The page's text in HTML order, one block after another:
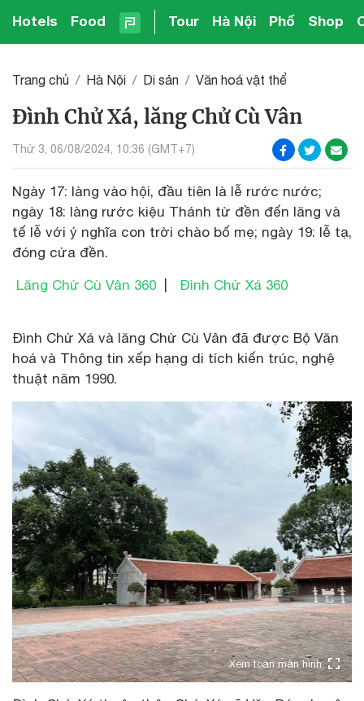
Hotels Food Tour Hà Nội Phố Shop
Trang chủ Hà Nội Di sản Văn hoá vật thể
Đình Chử Xá, lăng Chử Cù Vân
Thứ 3, 06/08/2024, 10:36 (GMT+7)
Ngày 17: làng vào hội, đầu tiên là lễ rước nước;
ngày 18: làng rước kiệu Thánh từ đền đến lăng và
tế lễ với ý nghĩa con trời chào bố mẹ; ngày 19: lễ tạ,
đóng cửa đền.
Lăng Chử Cù Vân 360
Đình Chử Xá 360
Đình Chử Xá và lăng Chử Cù Vân đã được Bộ Văn
hoá và Thông tin xếp hạng di tích kiến trúc, nghệ
thuật năm 1990.
Xem toàn màn hình